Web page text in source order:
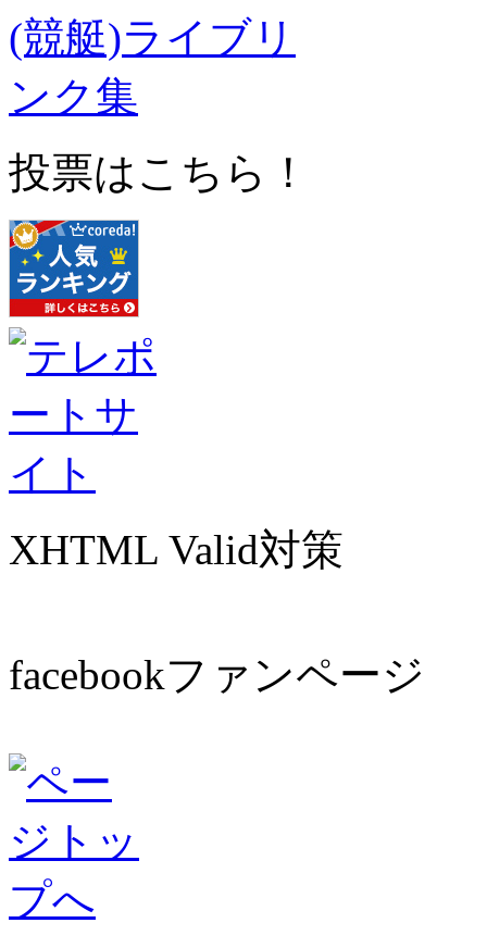
投票はこちら！
XHTML Valid対策
facebookファンページ